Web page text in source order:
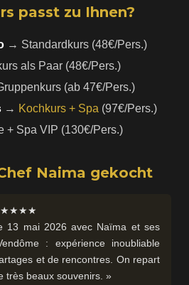
passt zu Ihnen?
→ Standardkurs (48€/Pers.)
als Paar (48€/Pers.)
(ab 47€/Pers.)
→ Kochkurs + Spa (97€/Pers.)
+ Spa VIP (130€/Pers.)
Naima gekocht
13 mai 2026 avec Naïma et ses
: expérience inoubliable
et de rencontres. On repart
très beaux souvenirs. »